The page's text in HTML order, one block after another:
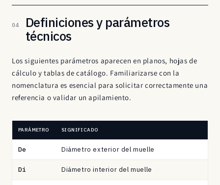
04
Definiciones y parámetros
técnicos
Los siguientes parámetros aparecen en planos, hojas de
cálculo y tablas de catálogo. Familiarizarse con la
nomenclatura es esencial para solicitar correctamente una
referencia o validar un apilamiento.
Definiciones
los
PARÁMETRO SIGNIFICADO
De Diámetro exterior del muelle
Di Diámetro interior del muelle